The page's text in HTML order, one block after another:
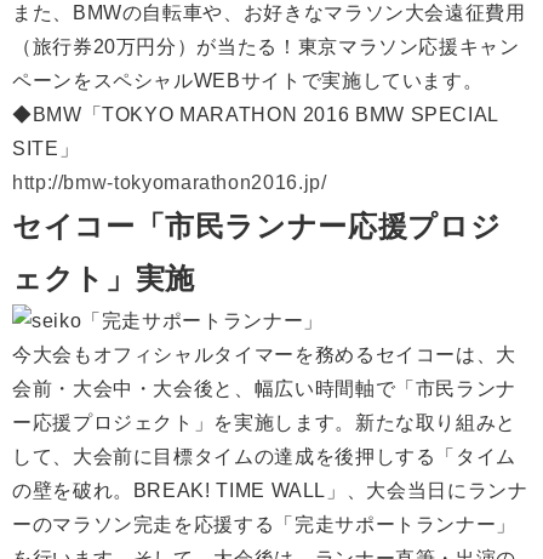
また、BMWの自転車や、お好きなマラソン大会遠征費用
（旅行券20万円分）が当たる！東京マラソン応援キャン
ペーンをスペシャルWEBサイトで実施しています。
◆BMW「TOKYO MARATHON 2016 BMW SPECIAL
SITE」
http://bmw-tokyomarathon2016.jp/
セイコー「市民ランナー応援プロジ
ェクト」実施
今大会もオフィシャルタイマーを務めるセイコーは、大
会前・大会中・大会後と、幅広い時間軸で「市民ランナ
ー応援プロジェクト」を実施します。新たな取り組みと
して、大会前に目標タイムの達成を後押しする「タイム
の壁を破れ。BREAK! TIME WALL」、大会当日にランナ
ーのマラソン完走を応援する「完走サポートランナー」